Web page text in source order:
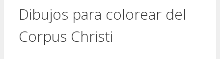
Dibujos para colorear del
Corpus Christi